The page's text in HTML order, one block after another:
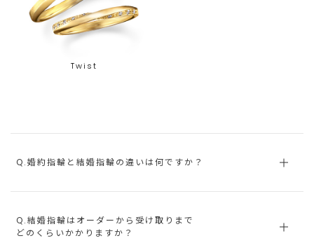
Twist
Q.婚約指輪と結婚指輪の違いは何ですか？
Q.結婚指輪はオーダーから受け取りまで
どのくらいかかりますか？